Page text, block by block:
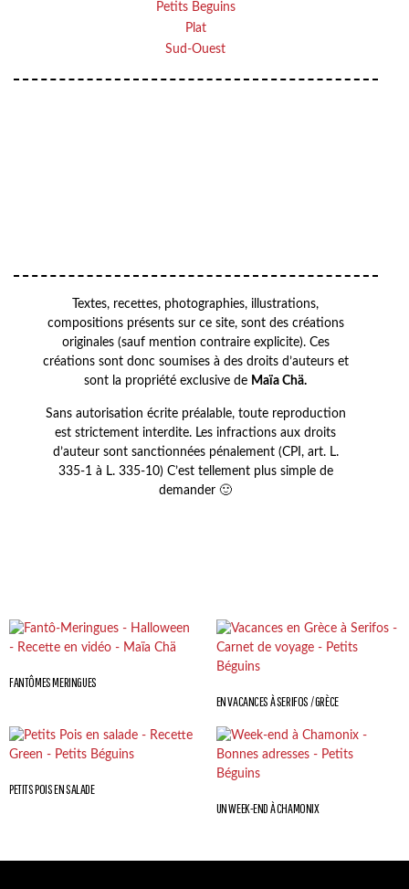
Petits Beguins
Plat
Sud-Ouest
Textes, recettes, photographies, illustrations,
compositions présents sur ce site, sont des créations
originales (sauf mention contraire explicite). Ces
créations sont donc soumises à des droits d’auteurs et
sont la propriété exclusive de Maïa Chä.
Sans autorisation écrite préalable, toute reproduction
est strictement interdite. Les infractions aux droits
d’auteur sont sanctionnées pénalement (CPI, art. L.
335-1 à L. 335-10) C’est tellement plus simple de
demander 🙂
FANTÔMES MERINGUES
EN VACANCES À SERIFOS / GRÈCE
PETITS POIS EN SALADE
UN WEEK-END À CHAMONIX